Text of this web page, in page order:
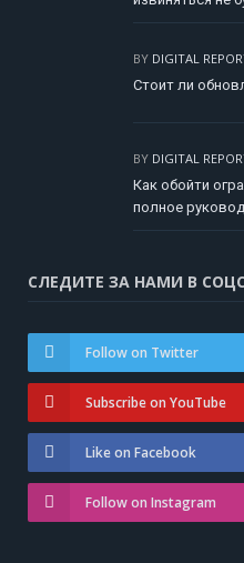
BY DIGITAL
Стоит ли
BY DIGITAL
Как обойти
полное
СЛЕДИТЕ ЗА НАМИ В
Follow on Twitter
Subscribe on YouTube
Like on Facebook
Follow on Instagram